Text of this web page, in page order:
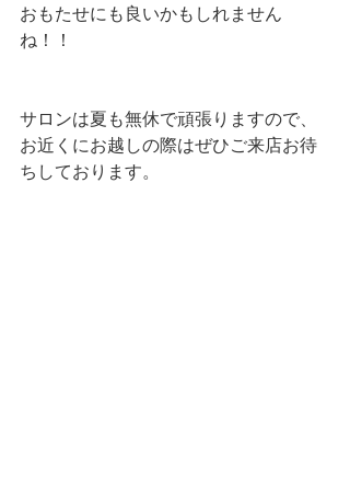
おもたせにも良いかもしれません
ね！！
サロンは夏も無休で頑張りますので、
お近くにお越しの際はぜひご来店お待
ちしております。